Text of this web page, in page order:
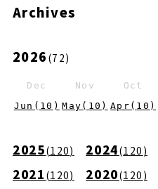
Archives
2026 (72)
Dec Nov Oct
Jun ( 10 ) May ( 10 ) Apr ( 10 )
2025(120) 2024(120 )
2021 (120) 2020(120 )